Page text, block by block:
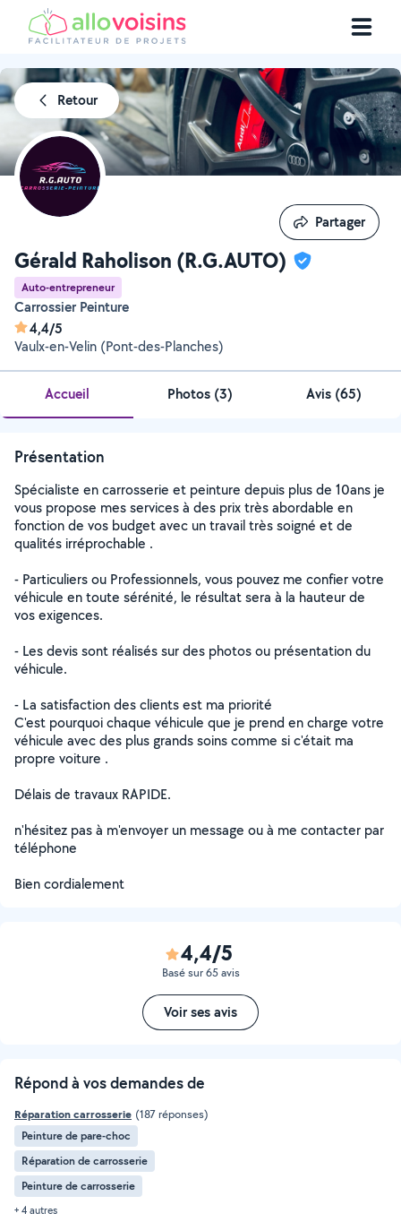
Retour
Gérald Raholison (R.G.AUTO)
Auto-entrepreneur
Carrossier Peinture
4,4/5
Vaulx-en-Velin (Pont-des-Planches)
Partager
Partager
Accueil Photos (3) Avis (65)
Présentation
Spécialiste en carrosserie et peinture depuis plus de 10ans je
vous propose mes services à des prix très abordable en
fonction de vos budget avec un travail très soigné et de
qualités irréprochable .
- Particuliers ou Professionnels, vous pouvez me confier votre
véhicule en toute sérénité, le résultat sera à la hauteur de
vos exigences.
- Les devis sont réalisés sur des photos ou présentation du
véhicule.
- La satisfaction des clients est ma priorité
C'est pourquoi chaque véhicule que je prend en charge votre
véhicule avec des plus grands soins comme si c'était ma
propre voiture .
Délais de travaux RAPIDE.
n'hésitez pas à m'envoyer un message ou à me contacter par
téléphone
Bien cordialement
4,4/5
Basé sur 65 avis
Voir ses avis
Répond à vos demandes de
Réparation carrosserie (187 réponses)
Peinture de pare-choc
Réparation de carrosserie
Peinture de carrosserie
+ 4 autres